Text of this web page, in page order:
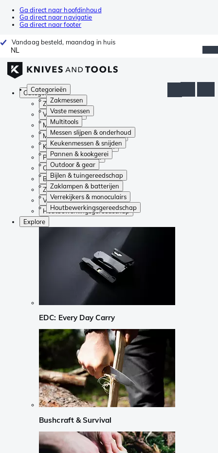
Ga direct naar hoofdinhoud
Ga direct naar navigatie
Ga direct naar footer
Vandaag besteld, maandag in huis
NL
Categorieën
Zakmessen
Vaste messen
Multitools
Messen slijpen & onderhoud
Keukenmessen & snijden
Pannen & kookgerei
Outdoor & gear
Bijlen & tuingereedschap
Zaklampen & batterijen
Verrekijkers & monoculairs
Houtbewerkingsgereedschap
Categorieën
Zakmessen
Vaste messen
Multitools
Messen slijpen & onderhoud
Keukenmessen & snijden
Pannen & kookgerei
Outdoor & gear
Bijlen & tuingereedschap
Zaklampen & batterijen
Verrekijkers & monoculairs
Houtbewerkingsgereedschap
Explore
EDC: Every Day Carry
Bushcraft & Survival